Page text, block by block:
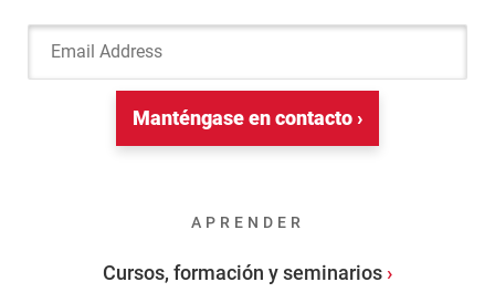
Email Address
Manténgase en contacto ›
APRENDER
Cursos, formación y seminarios